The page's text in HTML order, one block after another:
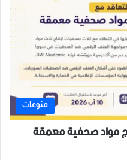
منوعات
مواد صحفية معمقة